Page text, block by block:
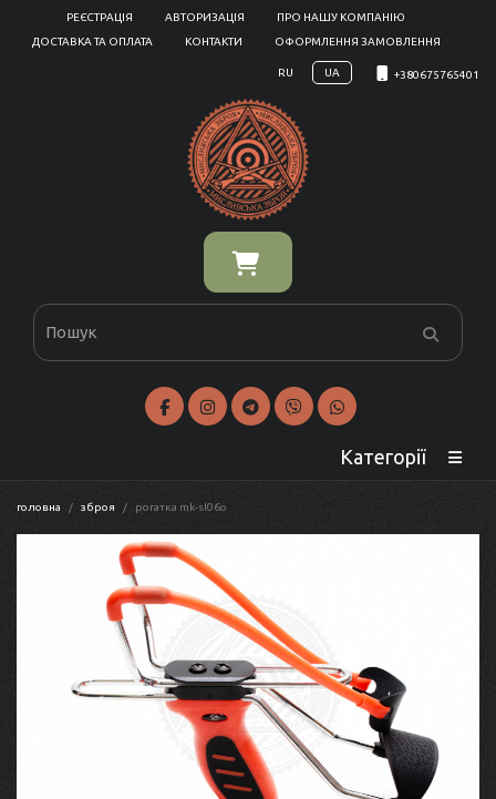
РЕЄСТРАЦІЯ АВТОРИЗАЦІЯ
ПРО НАШУ КОМПАНІЮ
ДОСТАВКА ТА ОПЛАТА
КОНТАКТИ ОФОРМЛЕННЯ ЗАМОВЛЕННЯ
RU UA +380675765401
Категорії
головна зброя рогатка mk-sl06o